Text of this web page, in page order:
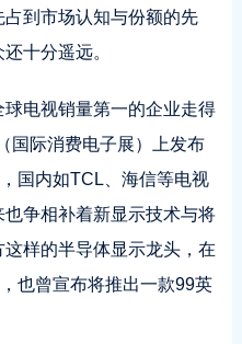
到市场认知与份额的先
十分遥远。
电视销量第一的企业走得
国际消费电子展）上发布
国内如TCL、海信等电视
争相补着新显示技术与将
样的半导体显示龙头，在
也曾宣布将推出一款99英